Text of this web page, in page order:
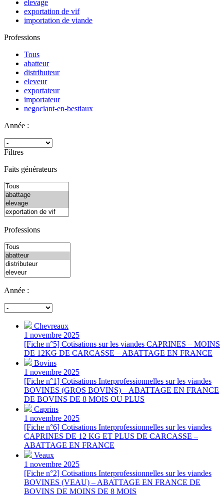
elevage
exportation de vif
importation de viande
Professions
Tous
abatteur
distributeur
eleveur
exportateur
importateur
negociant-en-bestiaux
Année :
Filtres
Faits générateurs
Professions
Année :
Chevreaux
1 novembre 2025
[Fiche n°5] Cotisations sur les viandes CAPRINES – MOINS
DE 12KG DE CARCASSE – ABATTAGE EN FRANCE
Bovins
1 novembre 2025
[Fiche n°1] Cotisations Interprofessionnelles sur les viandes
BOVINES (GROS BOVINS) – ABATTAGE EN FRANCE
DE BOVINS DE 8 MOIS OU PLUS
Caprins
1 novembre 2025
[Fiche n°6] Cotisations Interprofessionnelles sur les viandes
CAPRINES DE 12 KG ET PLUS DE CARCASSE –
ABATTAGE EN FRANCE
Veaux
1 novembre 2025
[Fiche n°2] Cotisations Interprofessionnelles sur les viandes
BOVINES (VEAU) – ABATTAGE EN FRANCE DE
BOVINS DE MOINS DE 8 MOIS